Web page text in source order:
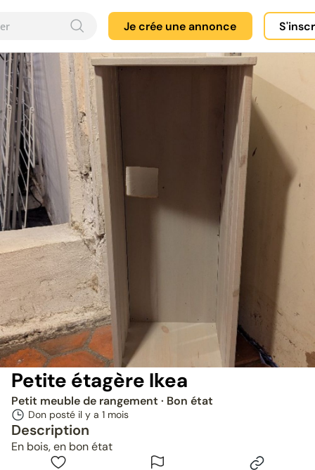
Je crée une annonce
Petite étagère Ikea
Petit meuble de rangement · Bon état
Don posté il y a 1 mois
Description
En bois, en bon état